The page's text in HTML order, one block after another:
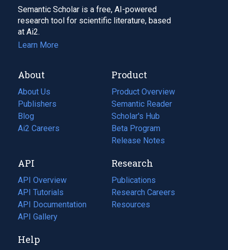
Semantic Scholar is a free, AI-powered
research tool for scientific literature, based
at Ai2.
Learn More
About
About Us
Publishers
Blog
(opens
in
tab)
Ai2 Careers
(opens
new
tab)
Product
Product Overview
Semantic Reader
Scholar's Hub
Beta Program
Release Notes
API
API Overview
API Tutorials
API Documentation
(opens
in
new
API Gallery
Research
Publications
(opens
in
a
Research Careers
(opens
in
Resources
(opens
Help